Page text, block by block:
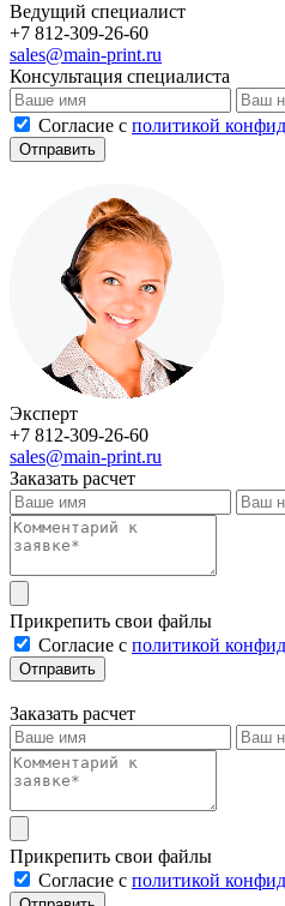
Ведущий специалист
+7 812-309-26-60
sales@main-print.ru
Консультация специалиста
Cогласие с политикой
Отправить
Эксперт
+7 812-309-26-60
sales@main-print.ru
Заказать расчет
Прикрепить свои файлы
Cогласие с политикой
Отправить
Заказать расчет
Прикрепить свои файлы
Cогласие с политикой